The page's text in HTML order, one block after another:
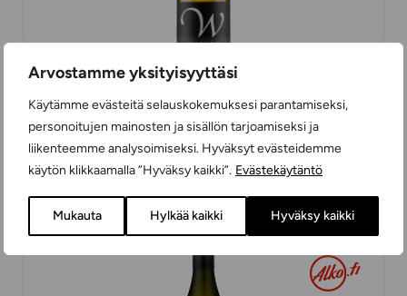
Arvostamme yksityisyyttäsi
Käytämme evästeitä selauskokemuksesi parantamiseksi,
personoitujen mainosten ja sisällön tarjoamiseksi ja
liikenteemme analysoimiseksi. Hyväksyt evästeidemme
käytön klikkaamalla ”Hyväksy kaikki”. Evästekäytäntö
Mukauta Hylkää kaikki Hyväksy kaikki
Waimea Riesling